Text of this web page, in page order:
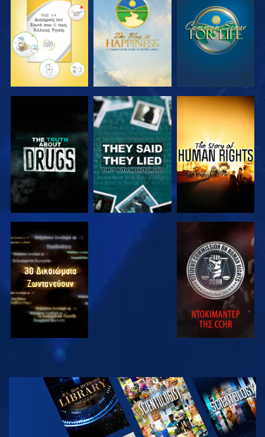
ΠΑΡΑΚΟΛΟΥΘΗΣΤΕ ΠΑΡΑΚΟΛΟΥΘΗΣΤΕ ΠΑΡΑΚΟΛΟΥΘΗΣΤΕ
ΠΑΡΑΚΟΛΟΥΘΗΣΤΕ ΠΑΡΑΚΟΛΟΥΘΗΣΤΕ ΠΑΡΑΚΟΛΟΥΘΗΣΤΕ
ΠΑΡΑΚΟΛΟΥΘΗΣΤΕ ΠΑΡΑΚΟΛΟΥΘΗΣΤΕ
ΠΑΡΑΚΟΛΟΥΘΗΣΤΕ
ΕΞΕΡΕΥΝΗΣΤΕ
ΤΗ ΣΕΙΡΑ